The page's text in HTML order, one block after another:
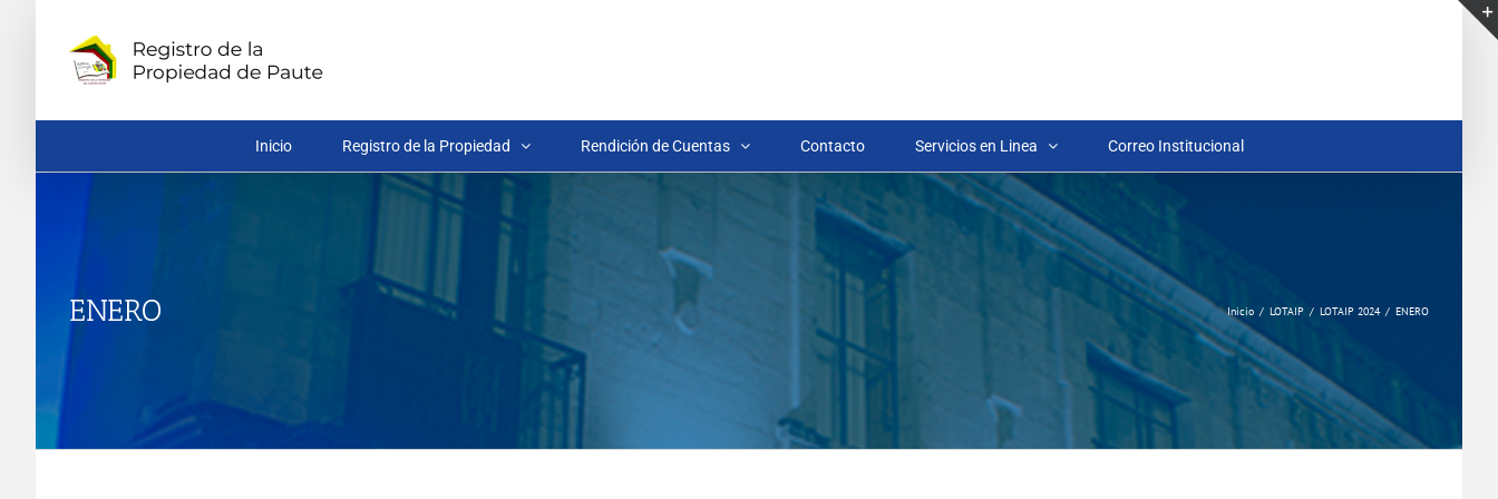
contenido
Inicio Registro de la Propiedad Rendición de Cuentas Contacto Servicios en Linea Correo Institucional
ENERO Inicio LOTAIP LOTAIP 2024 ENERO